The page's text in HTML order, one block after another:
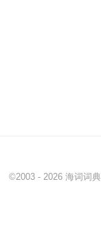
©2003 - 2026 海词词典